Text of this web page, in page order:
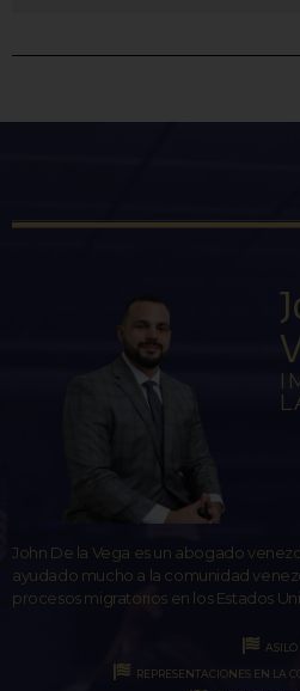
John De la Vega es un abogado
ayudado mucho a la comunidad
procesos migratorios en los Estados
ASILO
REPRESENTACIONES EN LA